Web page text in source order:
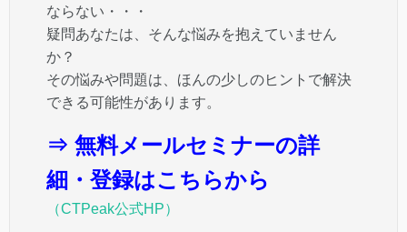
ならない・・・
疑問あなたは、そんな悩みを抱えていません
か？
その悩みや問題は、ほんの少しのヒントで解決
できる可能性があります。
⇒ 無料メールセミナーの詳
細・登録はこちらから
（CTPeak公式HP）